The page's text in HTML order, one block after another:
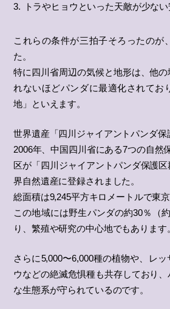
トラやヒョウといった天敵が少な
これらの条件が三拍子そろったのが
た。
特に四川省周辺の気候と地形は、他
れないほどパンダに最適化されてお
地」といえます。
世界遺産「四川ジャイアントパンダ保
2006年、中国四川省にある7つの自然
区が「四川ジャイアントパンダ保護
界自然遺産に登録されました。
総面積は9,245平方キロメートルで東京
この地域には野生パンダの約30％（
り、繁殖や研究の中心地でもあります
さらに5,000〜6,000種の植物や、レ
ウなどの絶滅危惧種も共存しており
な生態系が守られているのです。